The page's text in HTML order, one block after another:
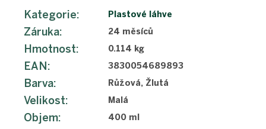
Kategorie: Plastové láhve
Záruka: 24 měsíců
Hmotnost: 0.114 kg
EAN: 3830054689893
Barva: Růžová, Žlutá
Velikost: Malá
Objem: 400 ml